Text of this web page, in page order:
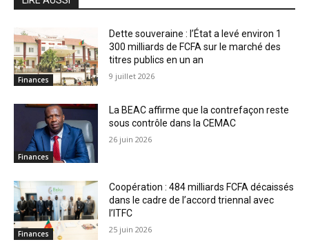
Finances
Dette souveraine : l’État a levé environ 1
300 milliards de FCFA sur le marché des
titres publics en un an
9 juillet 2026
Finances
La BEAC affirme que la contrefaçon reste
sous contrôle dans la CEMAC
26 juin 2026
Finances
Coopération : 484 milliards FCFA décaissés
dans le cadre de l’accord triennal avec
l’ITFC
25 juin 2026